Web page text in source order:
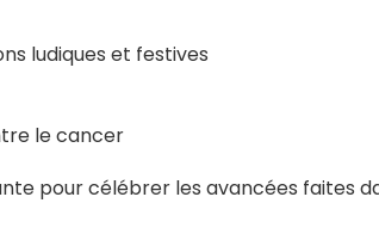
ludiques et festives
le cancer
pour célébrer les avancées faites